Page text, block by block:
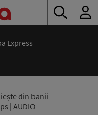
Express
din banii
| AUDIO